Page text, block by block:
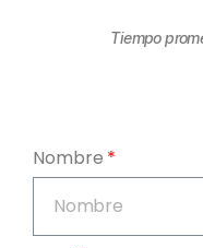
Tiempo
Nombre